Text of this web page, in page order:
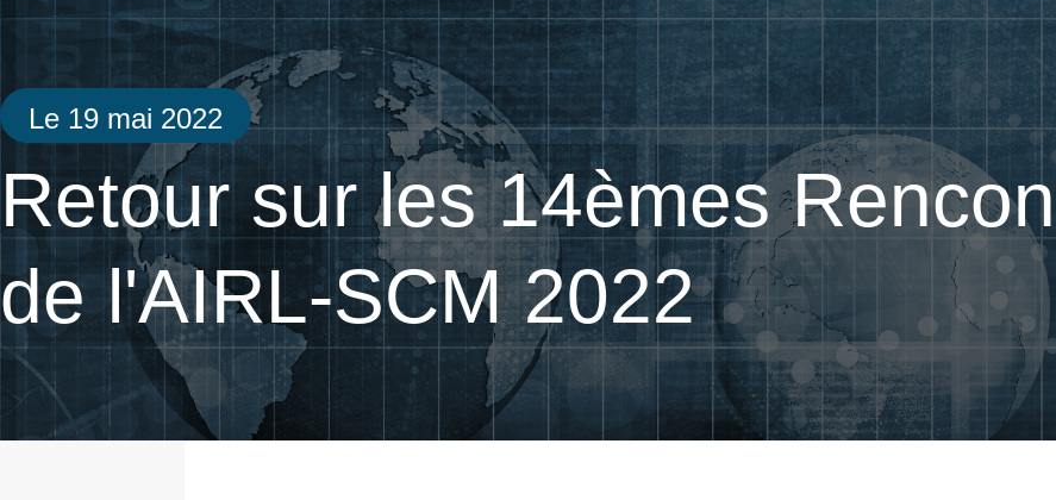
Le 19 mai 2022
Retour sur les 14èmes
de l'AIRL-SCM 2022